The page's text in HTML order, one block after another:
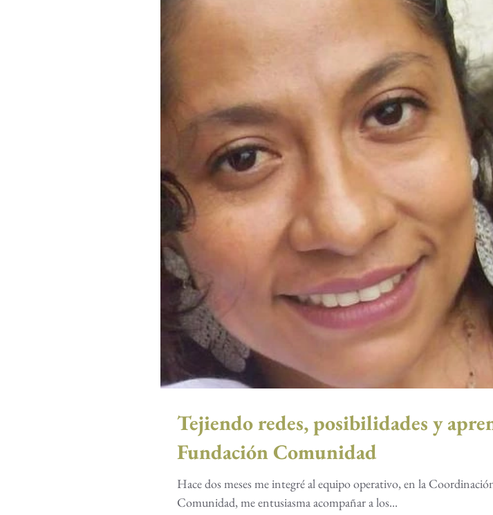
Tejiendo redes, posibilidades y
Fundación Comunidad
Hace dos meses me integré al equipo operativo, en la
Comunidad, me entusiasma acompañar a los...